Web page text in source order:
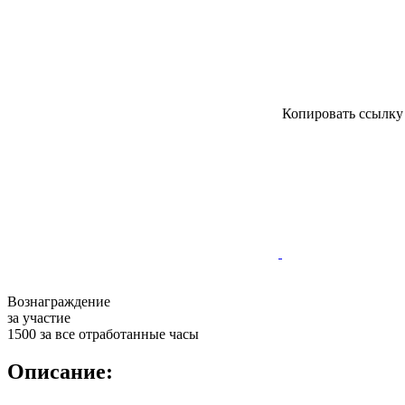
Копировать ссылку
Вознаграждение
за участие
1500 за все отработанные часы
Описание: